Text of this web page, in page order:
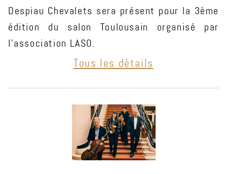
Despiau Chevalets sera présent pour la 3ème
édition du salon Toulousain organisé par
l'association LASO.
Tous les détails